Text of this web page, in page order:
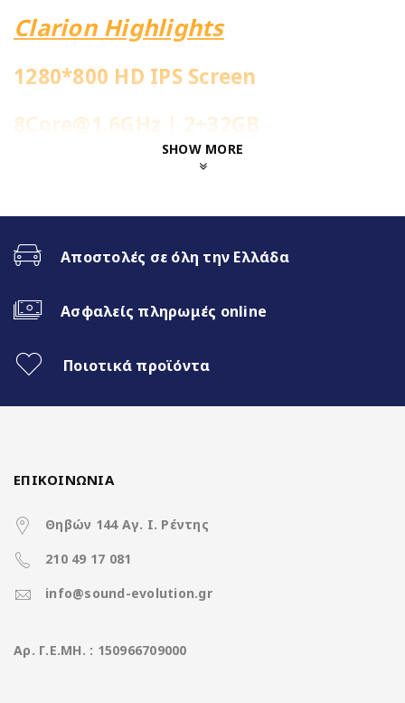
Clarion Highlights
1280*800 HD IPS Screen
8Core@1.6GHz | 2+32GB
Ενσωματωμένη 4G Sim Slot
Fast Boot 1-2sec
Ασύρματο CarPlay & Ασύρματο
3 Διαφορετικά θέματα
Χαρακτηριστικά
SHOW MORE
Αποστολές σε όλη την Ελλάδα
Ασφαλείς πληρωμές online
Ποιοτικά προϊόντα
ΕΠΙΚΟΙΝΩΝΙΑ
Θηβών 144 Αγ. Ι. Ρέντης
210 49 17 081
info@sound-evolution.gr
Aρ. Γ.Ε.ΜΗ. : 150966709000